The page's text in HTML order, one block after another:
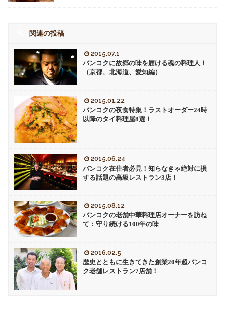
関連の投稿
2015.07.1
バンコクに故郷の味を届ける魂の料理人！
（京都、北海道、愛知編）
2015.01.22
バンコクの夜食特集！ラストオーダー24時
以降のタイ料理屋8選！
2015.06.24
バンコク在住者必見！知らなきゃ絶対に損
する話題の高級レストラン3店！
2015.08.12
バンコクの老舗中華料理店オーナーを訪ね
て：守り続ける100年の味
2016.02.5
歴史とともに生きてきた創業20年超バンコ
ク老舗レストラン7店舗！